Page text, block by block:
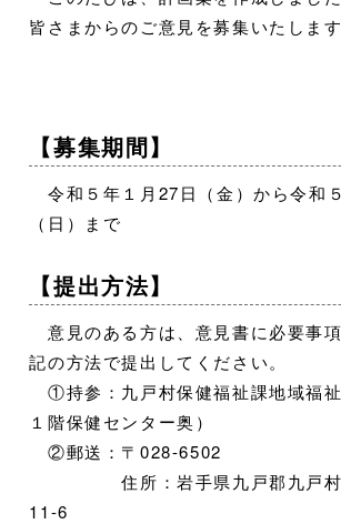
皆さまからのご意見を募集いたします
【募集期間】
令和５年１月27日（金）から令和
（日）まで
【提出方法】
意見のある方は、意見書に必要事
記の方法で提出してください。
①持参：九戸村保健福祉課地域福
１階保健センター奥）
②郵送：〒028-6502
住所：岩手県九戸郡九戸村
11-6